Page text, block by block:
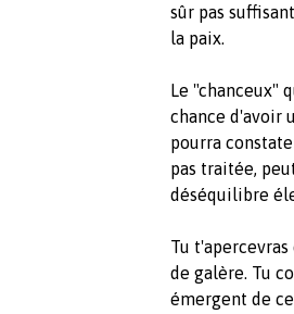
sûr pas
la paix.
Le "chanceux"
chance d'avoir
pourra
pas traitée,
déséquilibre
Tu
de galère. Tu
émergent de